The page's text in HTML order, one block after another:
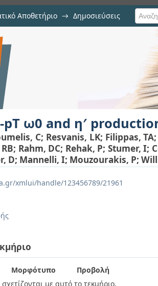
Αποθετήριο → Δημοσιεύσεις
at the ISR
ω0 and η′
C; Resvanis, LK; Filippas, TA
; Rahm, DC; Rehak, P; Stumer, I;
D; Mannelli, I; Mouzourakis, P;
xmlui/handle/123456789/21961
Μορφότυπο
Προβολή
με αυτό το τεκμήριο.